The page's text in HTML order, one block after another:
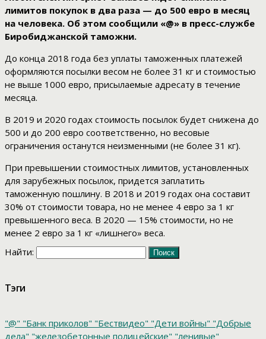
лимитов покупок в два раза — до 500 евро в месяц
на человека. Об этом сообщили «@» в пресс-службе
Биробиджанской таможни.
До конца 2018 года без уплаты таможенных платежей
оформляются посылки весом не более 31 кг и стоимостью
не выше 1000 евро, присылаемые адресату в течение
месяца.
В 2019 и 2020 годах стоимость посылок будет снижена до
500 и до 200 евро соответственно, но весовые
ограничения останутся неизменными (не более 31 кг).
При превышении стоимостных лимитов, установленных
для зарубежных посылок, придется заплатить
таможенную пошлину. В 2018 и 2019 годах она составит
30% от стоимости товара, но не менее 4 евро за 1 кг
превышенного веса. В 2020 — 15% стоимости, но не
менее 2 евро за 1 кг «лишнего» веса.
Найти:
Тэги
"@" "Банк приколов" "Бествидео" "Дети войны" "Добрые
дела" "железобетонные полицейские" "ленивые"